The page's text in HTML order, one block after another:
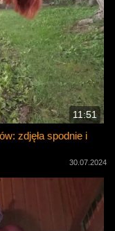
11:51
zdjęła spodnie i
30.07.2024